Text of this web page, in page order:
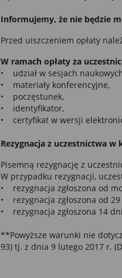
Informujemy, że nie będzie
Przed uiszczeniem opłaty
W ramach opłaty za
• udział w sesjach
• materiały konferencyjne,
• poczęstunek,
• identyfikator,
• certyfikat w wersji
Rezygnacja z uczestnictwa
Pisemną rezygnację z
W przypadku rezygnacji,
• rezygnacja zgłoszona od
• rezygnacja zgłoszona od
• rezygnacja zgłoszona 14
**Powyższe warunki nie
93) tj. z dnia 9 lutego 2017 r.